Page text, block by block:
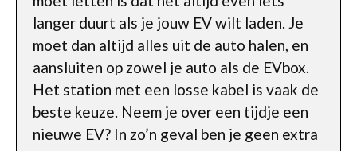
langer duurt als je jouw EV wilt laden. Je
moet dan altijd alles uit de auto halen, en
aansluiten op zowel je auto als de EVbox.
Het station met een losse kabel is vaak de
beste keuze. Neem je over een tijdje een
nieuwe EV? In zo’n geval ben je geen extra